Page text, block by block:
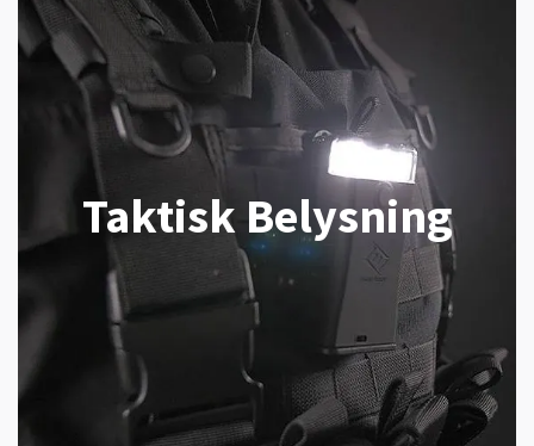
Taktisk Belysning